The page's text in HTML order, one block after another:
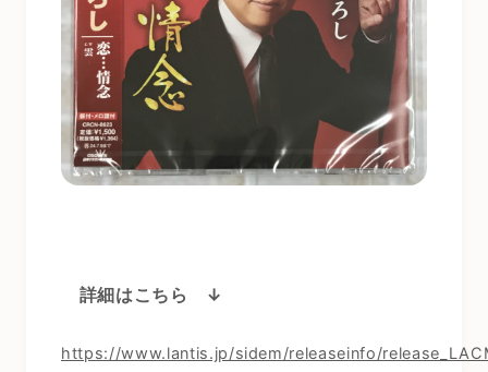
詳細はこちら ↓
https://www.lantis.jp/sidem/releaseinfo/